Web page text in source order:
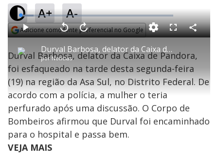
A+ A-
Adicione como fonte preferencial no Google
P
l
a
y
Durval Barbosa, delator da Caixa de Pandora, é esfaqueado pela esposa no DF
por Notícias
P V
l
a
r
0
o
s
A
a
n
ç
a
1
s
e
u
n
o
s
M
u
L
o
a
d
e
.
5
7
%
F
s
c
e
n
C
o
a
r
i
l
h
a
Durval Barbosa, delator da Caixa de Pandora,
foi esfaqueado na tarde desta segunda-feira
(19) na região da Asa Sul, no Distrito Federal. De
acordo com a polícia, a mulher o teria
perfurado após uma discussão. O Corpo de
Bombeiros afirmou que Durval foi encaminhado
para o hospital e passa bem.
VEJA MAIS